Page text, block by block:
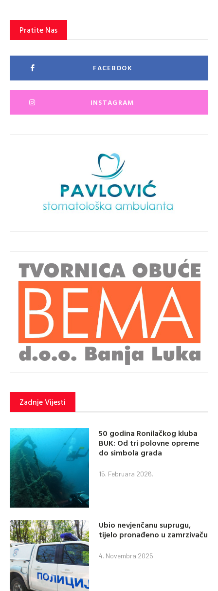
Pratite Nas
FACEBOOK
INSTAGRAM
Zadnje Vijesti
50 godina Ronilačkog kluba
BUK: Od tri polovne opreme
do simbola grada
15. Februara 2026.
Ubio nevjenčanu suprugu,
tijelo pronađeno u zamrzivaču
4. Novembra 2025.